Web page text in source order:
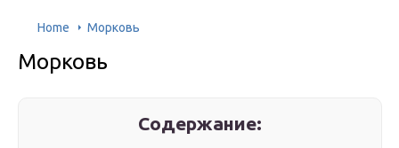
Home Морковь
Морковь
Содержание: